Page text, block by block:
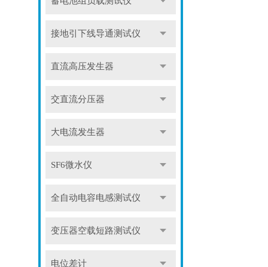
接地引下线导通测试仪
直流高压发生器
交直流分压器
大电流发生器
SF6微水仪
全自动电容电感测试仪
变压器空载短路测试仪
电位差计